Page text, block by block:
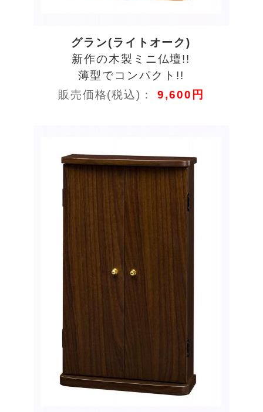
グラン(ライトオーク)
新作の木製ミニ仏壇!!
薄型でコンパクト!!
販売価格(税込)：9,600円